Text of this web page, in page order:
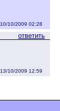
10/10/2009 02:28
ответить
13/10/2009 12:59